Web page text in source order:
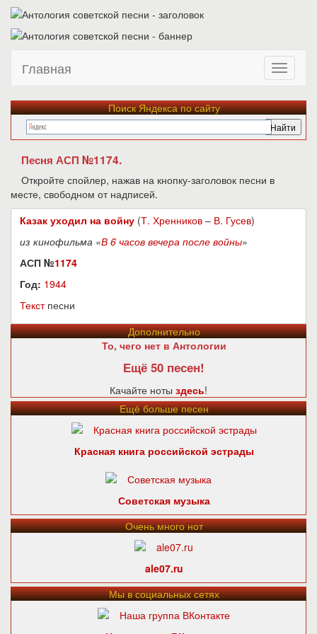
Главная
Поиск Яндекса по сайту
Песня АСП №1174.
Откройте спойлер, нажав на кнопку-заголовок песни в
месте, свободном от надписей.
Казак уходил на войну (Т. Хренников – В. Гусев)
из кинофильма «В 6 часов вечера после войны»
АСП №1174
Год: 1944
Текстпесни
Дополнительно
То, чего нет в Антологии
Ещё 50 песен!
Качайте ноты здесь!
Ещё больше песен
Красная книга российской эстрады
Советская музыка
Очень много нот
ale07.ru
Мы в социальных сетях